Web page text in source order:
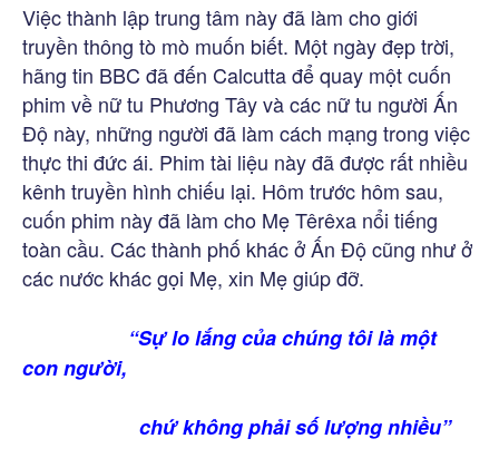
Việc thành lập trung tâm này đã làm cho giới
truyền thông tò mò muốn biết. Một ngày đẹp trời,
hãng tin BBC đã đến Calcutta để quay một cuốn
phim về nữ tu Phương Tây và các nữ tu người Ấn
Độ này, những người đã làm cách mạng trong việc
thực thi đức ái. Phim tài liệu này đã được rất nhiều
kênh truyền hình chiếu lại. Hôm trước hôm sau,
cuốn phim này đã làm cho Mẹ Têrêxa nổi tiếng
toàn cầu. Các thành phố khác ở Ấn Độ cũng như ở
các nước khác gọi Mẹ, xin Mẹ giúp đỡ.
“Sự lo lắng của chúng tôi là một
con người,
chứ không phải số lượng nhiều”